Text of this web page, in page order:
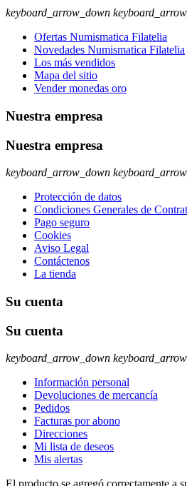
keyboard_arrow_down
Ofertas Numismatica Filatelia
Novedades Numismatica Filatelia
Los más vendidos
Mapa del sitio
Vender monedas oro
Nuestra empresa
Nuestra empresa
keyboard_arrow_down
Protección de datos
Condiciones Generales de
Pago seguro
Cookies
Aviso Legal
Contáctenos
La tienda
Su cuenta
Su cuenta
keyboard_arrow_down
Información personal
Devoluciones de mercancía
Pedidos
Facturas por abono
Direcciones
Mi lista de deseos
Mis alertas